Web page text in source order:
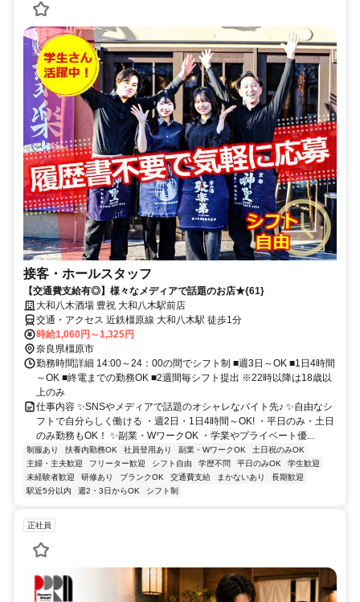
接客・ホールスタッフ
【交通費支給有◎】様々なメディアで話題のお店★{61}
大和八木酒場 豊祝 大和八木駅前店
交通・アクセス 近鉄橿原線 大和八木駅 徒歩1分
時給1,060円～1,325円
奈良県橿原市
勤務時間詳細 14:00～24：00の間でシフト制 ■週3日～OK ■1日4時間
～OK ■終電までの勤務OK ■2週間毎シフト提出 ※22時以降は18歳以
上のみ
仕事内容 ✨SNSやメディアで話題のオシャレなバイト先♪ ✨自由なシ
フトで自分らしく働ける ・週2日・1日4時間～OK! ・平日のみ・土日
のみ勤務もOK！ ✨副業・WワークOK ・学業やプライベート優...
制服あり 扶養内勤務OK 社員登用あり 副業・WワークOK
土日祝のみOK
主婦・主夫歓迎
フリーター歓迎 シフト自由 学歴不問 平日のみOK
学生歓迎
未経験者歓迎
研修あり ブランクOK 交通費支給 まかないあり
長期歓迎
駅近5分以内
週2・3日からOK シフト制
正社員